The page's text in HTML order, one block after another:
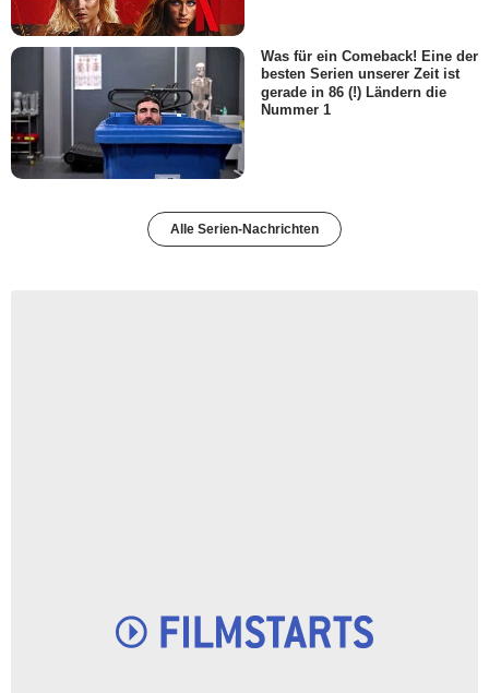
Was für ein Comeback! Eine der
besten Serien unserer Zeit ist
gerade in 86 (!) Ländern die
Nummer 1
Alle Serien-Nachrichten